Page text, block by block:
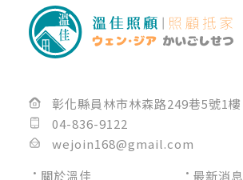
04-836-9122
wejoin168@gmail.com
彰化縣員林市林森路249巷5號1樓
關於溫佳 最新消息